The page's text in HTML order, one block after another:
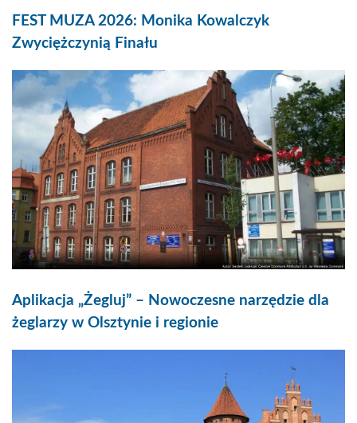
FEST MUZA 2026: Monika Kowalczyk
Zwyciężczynią Finału
Aplikacja „Żegluj” – Nowoczesne narzędzie dla
żeglarzy w Olsztynie i regionie